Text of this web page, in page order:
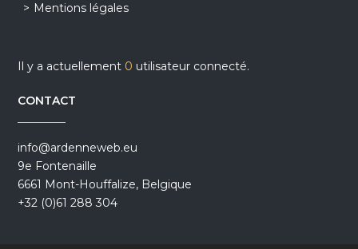
Mentions légales
Il y a actuellement 0 utilisateur connecté.
CONTACT
info@ardenneweb.eu
9e Fontenaille
6661 Mont-Houffalize, Belgique
+32 (0)61 288 304